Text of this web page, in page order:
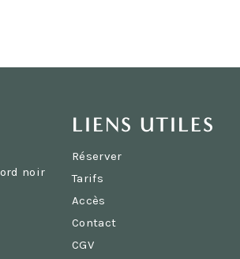
noir
LIENS UTILES
Réserver
Tarifs
Accès
Contact
CGV